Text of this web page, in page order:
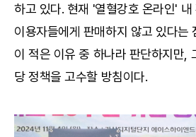
하고 있다. 현재 '열혈강호 온라인'
이용자들에게 판매하지 않고 있다는
이 적은 이유 중 하나라 판단하지만,
당 정책을 고수할 방침이다.